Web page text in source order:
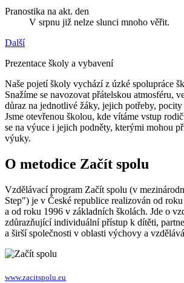
Pranostika na akt. den
V srpnu již nelze slunci mnoho věřit.
Další
Prezentace školy a vybavení
Naše pojetí školy vychází z úzké spolupráce
Snažíme se navozovat přátelskou atmosféru,
důraz na jednotlivé žáky, jejich potřeby, pocity
Jsme otevřenou školou, kde vítáme vstup
se na výuce i jejich podněty, kterými mohou
výuky.
O metodice Začít spolu
Vzdělávací program Začít spolu (v
Step") je v České republice realizován od
a od roku 1996 v základních školách. Jde o
zdůrazňující individuální přístup k dítěti,
a širší společnosti v oblasti výchovy a
www.zacitspolu.eu